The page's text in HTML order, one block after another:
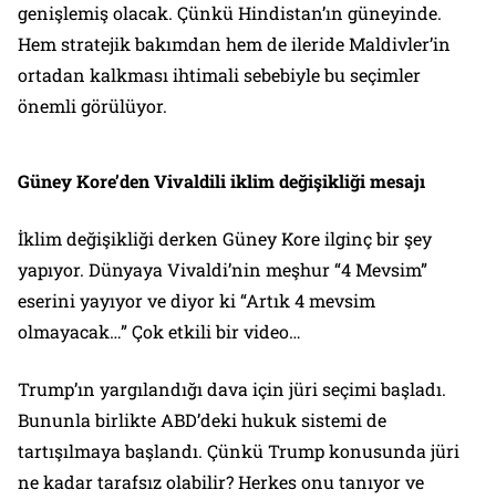
genişlemiş olacak. Çünkü Hindistan’ın güneyinde.
Hem stratejik bakımdan hem de ileride Maldivler’in
ortadan kalkması ihtimali sebebiyle bu seçimler
önemli görülüyor.
Güney Kore’den Vivaldili iklim değişikliği mesajı
İklim değişikliği derken Güney Kore ilginç bir şey
yapıyor. Dünyaya Vivaldi’nin meşhur “4 Mevsim”
eserini yayıyor ve diyor ki “Artık 4 mevsim
olmayacak…” Çok etkili bir video…
Trump’ın yargılandığı dava için jüri seçimi başladı.
Bununla birlikte ABD’deki hukuk sistemi de
tartışılmaya başlandı. Çünkü Trump konusunda jüri
ne kadar tarafsız olabilir? Herkes onu tanıyor ve